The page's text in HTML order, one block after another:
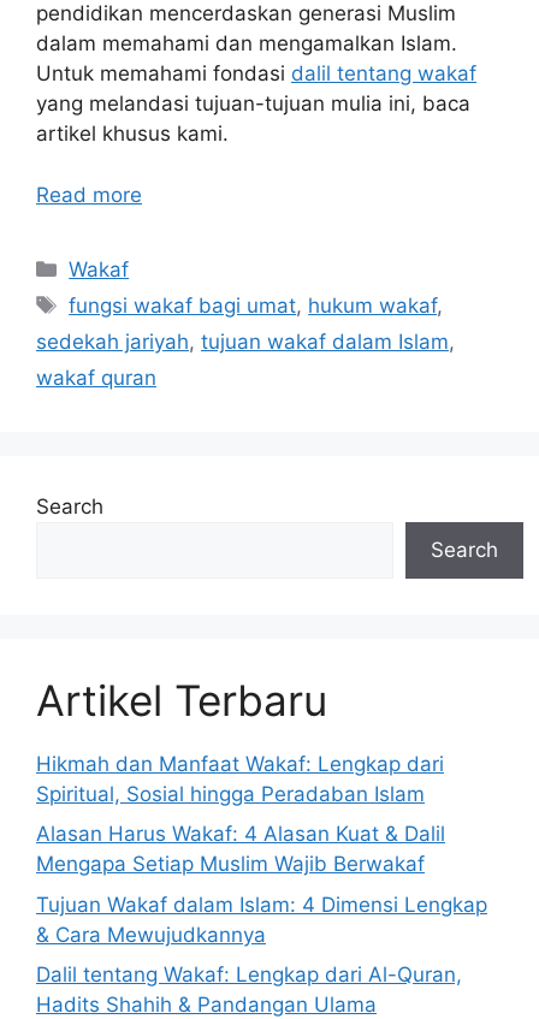
pendidikan mencerdaskan generasi Muslim
dalam memahami dan mengamalkan Islam.
Untuk memahami fondasi dalil tentang wakaf
yang melandasi tujuan-tujuan mulia ini, baca
artikel khusus kami.
Read more
Categories
Wakaf
Tags
fungsi wakaf bagi umat, hukum wakaf,
sedekah jariyah, tujuan wakaf dalam Islam,
wakaf quran
Search
Search
Artikel Terbaru
Hikmah dan Manfaat Wakaf: Lengkap dari
Spiritual, Sosial hingga Peradaban Islam
Alasan Harus Wakaf: 4 Alasan Kuat & Dalil
Mengapa Setiap Muslim Wajib Berwakaf
Tujuan Wakaf dalam Islam: 4 Dimensi Lengkap
& Cara Mewujudkannya
Dalil tentang Wakaf: Lengkap dari Al-Quran,
Hadits Shahih & Pandangan Ulama